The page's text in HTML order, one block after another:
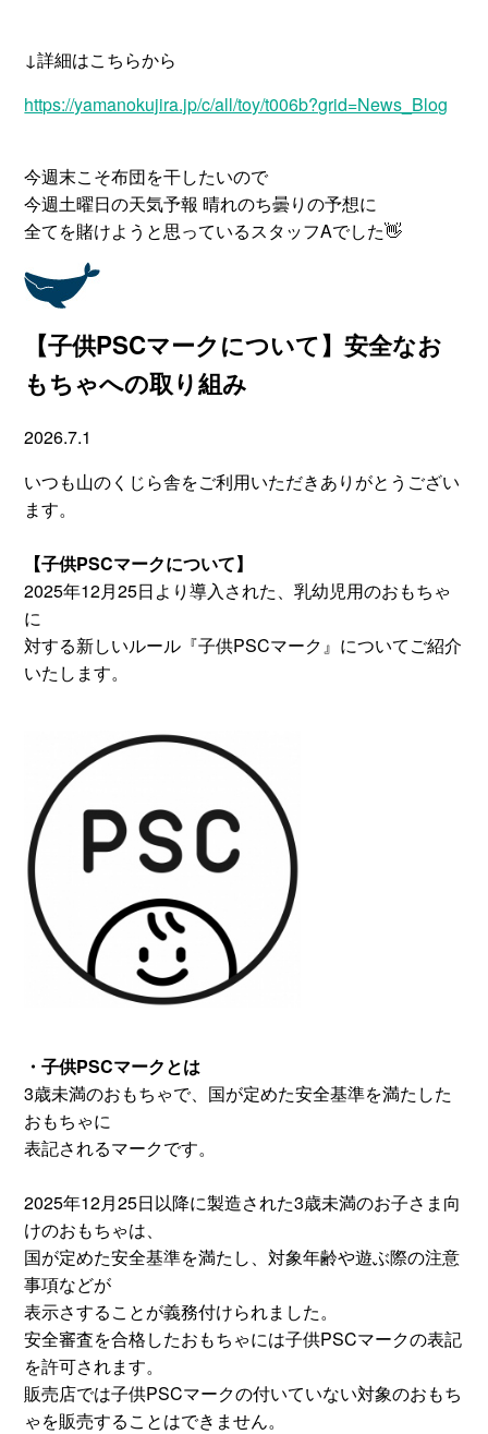
↓詳細はこちらから
https://yamanokujira.jp/c/all/toy/t006b?grid=News_Blog
今週末こそ布団を干したいので
今週土曜日の天気予報 晴れのち曇りの予想に
全てを賭けようと思っているスタッフAでした👋
【子供PSCマークについて】安全なお
もちゃへの取り組み
2026.7.1
いつも山のくじら舎をご利用いただきありがとうござい
ます。
【子供PSCマークについて】
2025年12月25日より導入された、乳幼児用のおもちゃ
に
対する新しいルール『子供PSCマーク』についてご紹介
いたします。
・子供PSCマークとは
3歳未満のおもちゃで、国が定めた安全基準を満たした
おもちゃに
表記されるマークです。
2025年12月25日以降に製造された3歳未満のお子さま向
けのおもちゃは、
国が定めた安全基準を満たし、対象年齢や遊ぶ際の注意
事項などが
表示さすることが義務付けられました。
安全審査を合格したおもちゃには子供PSCマークの表記
を許可されます。
販売店では子供PSCマークの付いていない対象のおもち
ゃを販売することはできません。